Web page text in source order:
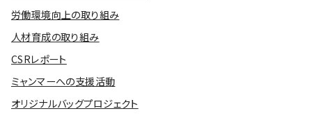
労働環境向上の取り組み
人材育成の取り組み
CSRレポート
ミャンマーへの支援活動
オリジナルバッグプロジェクト